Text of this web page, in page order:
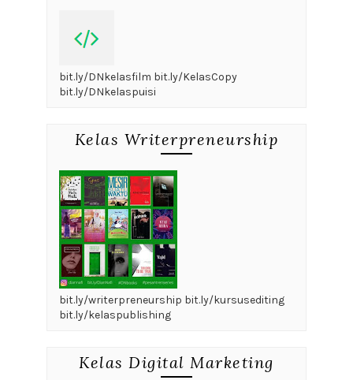
bit.ly/DNkelasfilm bit.ly/KelasCopy
bit.ly/DNkelaspuisi
Kelas Writerpreneurship
bit.ly/writerpreneurship bit.ly/kursusediting
bit.ly/kelaspublishing
Kelas Digital Marketing